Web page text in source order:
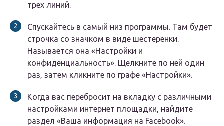
трех линий.
Спускайтесь в самый низ программы. Там будет
строчка со значком в виде шестеренки.
Называется она «Настройки и
конфиденциальность». Щелкните по ней один
раз, затем кликните по графе «Настройки».
Когда вас перебросит на вкладку с различными
настройками интернет площадки, найдите
раздел «Ваша информация на Facebook».